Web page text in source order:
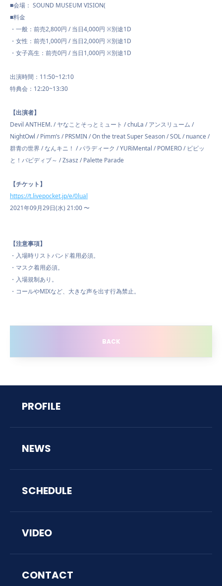
■会場： SOUND MUSEUM VISION(
■料金
・一般：前売2,800円 / 当日4,000円 ※別途1D
・女性：前売1,000円 / 当日2,000円 ※別途1D
・女子高生：前売0円 / 当日1,000円 ※別途1D
出演時間：11:50~12:10
特典会：12:20~13:30
【出演者】
Devil ANTHEM. / ヤなことそっとミュート / chuLa / アンスリューム /
NightOwl / Pimm’s / PRSMIN / On the treat Super Season / SOL / nuance /
群青の世界 / なんキニ！ / パラディーク / YURiMental / POMERO / ビビッ
と！バビディブ～ / Zsasz / Palette Parade
【チケット】
https://t.livepocket.jp/e/0lual
2021年09月29日(水) 21:00 〜
【注意事項】
・入場時リストバンド着用必須。
・マスク着用必須。
・入場規制あり。
・コールやMIXなど、大きな声を出す行為禁止。
BACK
PROFILE
NEWS
SCHEDULE
VIDEO
CONTACT